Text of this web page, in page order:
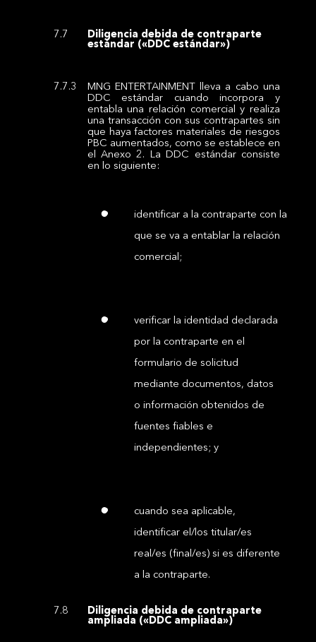
Diligencia debida de contraparte
estándar («DDC estándar»)
MNG ENTERTAINMENT lleva a cabo una
DDC estándar cuando incorpora y
entabla una relación comercial y realiza
una transacción con sus contrapartes sin
que haya factores materiales de riesgos
PBC aumentados, como se establece en
el Anexo 2. La DDC estándar consiste
en lo siguiente:
identificar a la contraparte con la
que se va a entablar la relación
comercial;
verificar la identidad declarada
por la contraparte en el
formulario de solicitud
mediante documentos, datos
o información obtenidos de
fuentes fiables e
independientes; y
cuando sea aplicable,
identificar el/los titular/es
real/es (final/es) si es diferente
a la contraparte.
Diligencia debida de contraparte
ampliada («DDC ampliada»)